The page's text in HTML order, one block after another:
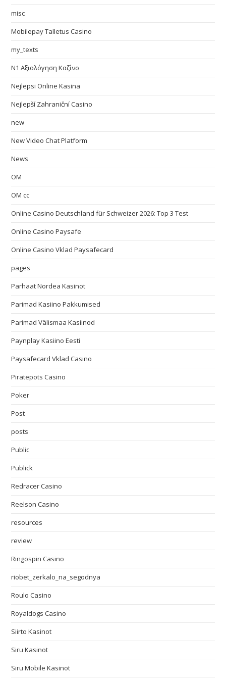
misc
Mobilepay Talletus Casino
my_texts
N1 Αξιολόγηση Καζίνο
Nejlepsi Online Kasina
Nejlepší Zahraniční Casino
new
New Video Chat Platform
News
OM
OM cc
Online Casino Deutschland für Schweizer 2026: Top 3 Test
Online Casino Paysafe
Online Casino Vklad Paysafecard
pages
Parhaat Nordea Kasinot
Parimad Kasiino Pakkumised
Parimad Välismaa Kasiinod
Paynplay Kasiino Eesti
Paysafecard Vklad Casino
Piratepots Casino
Poker
Post
posts
Public
Publick
Redracer Casino
Reelson Casino
resources
review
Ringospin Casino
riobet_zerkalo_na_segodnya
Roulo Casino
Royaldogs Casino
Siirto Kasinot
Siru Kasinot
Siru Mobile Kasinot